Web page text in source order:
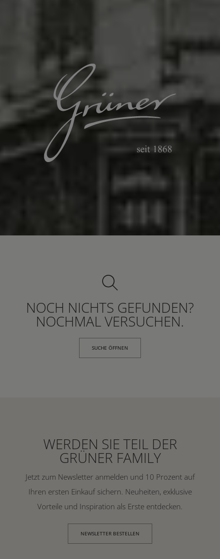
NOCH NICHTS GEFUNDEN?
NOCHMAL VERSUCHEN.
SUCHE ÖFFNEN
WERDEN SIE TEIL DER
GRÜNER FAMILY
Jetzt zum Newsletter anmelden und 10 Prozent auf
Ihren ersten Einkauf sichern. Neuheiten, exklusive
Vorteile und Inspiration als Erste entdecken.
NEWSLETTER BESTELLEN